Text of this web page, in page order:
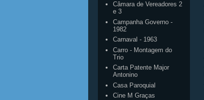
Câmara de Vereadores 2
e 3
Campanha Governo -
1982
Carnaval - 1963
Carro - Montagem do
Trio
Carta Patente Major
Antonino
Casa Paroquial
Cine M Graças